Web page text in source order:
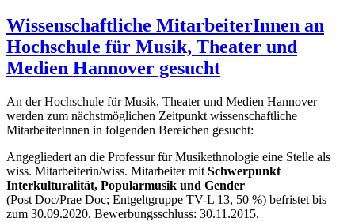
Wissenschaftliche MitarbeiterInnen an
Hochschule für Musik, Theater und
Medien Hannover gesucht
An der Hochschule für Musik, Theater und Medien Hannover
werden zum nächstmöglichen Zeitpunkt wissenschaftliche
MitarbeiterInnen in folgenden Bereichen gesucht:
Angegliedert an die Professur für Musikethnologie eine Stelle als
wiss. Mitarbeiterin/wiss. Mitarbeiter mit Schwerpunkt
Interkulturalität, Popularmusik und Gender
(Post Doc/Prae Doc; Entgeltgruppe TV-L 13, 50 %) befristet bis
zum 30.09.2020. Bewerbungsschluss: 30.11.2015.